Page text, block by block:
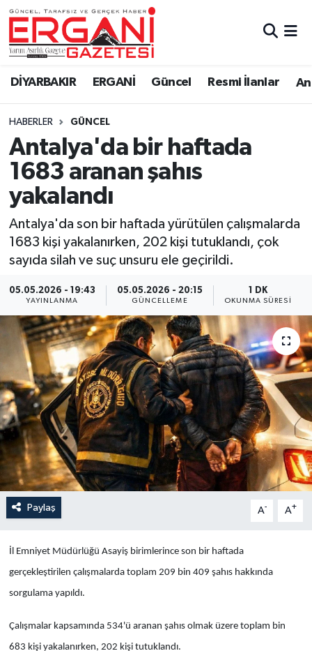
DİYARBAKIR ERGANİ Güncel Resmi İlanlar
HABERLER GÜNCEL
Antalya'da bir haftada
1683 aranan şahıs
yakalandı
Antalya'da son bir haftada yürütülen çalışmalarda
1683 kişi yakalanırken, 202 kişi tutuklandı, çok
sayıda silah ve suç unsuru ele geçirildi.
05.05.2026 - 19:43
YAYINLANMA
05.05.2026 - 20:15
GÜNCELLEME
1 DK
OKUNMA SÜRESI
Paylaş A- A+
İl Emniyet Müdürlüğü Asayiş birimlerince son bir haftada
gerçekleştirilen çalışmalarda toplam 209 bin 409 şahıs hakkında
sorgulama yapıldı.
Çalışmalar kapsamında 534'ü aranan şahıs olmak üzere toplam bin
683 kişi yakalanırken, 202 kişi tutuklandı.
DİYARBAKIR
BİSMİL
BAĞLAR
ERGANİ
Güncel
Eği̇ti̇m
Resmi İlanlar
Sağlık
Si̇yaset
Spor
Yaşam
Anali̇z
Bi̇li̇m & Teknoloji̇
Dünya
Eği̇ti̇m
Ergani Nöbetçi Eczaneler
Ergani Hava Durumu
Ergani Trafik Yoğunluk Haritası
Süper Lig Puan Durumu ve Fikstür
Tüm Manşetler
Son Dakika Haberleri
Haber Arşivi